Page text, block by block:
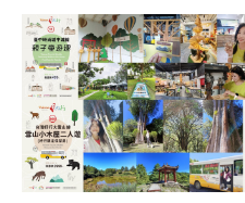
FANG
團、
主
題
旅
遊、
達
人